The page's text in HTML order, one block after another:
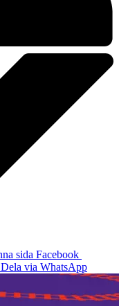
sida Facebook
Dela via WhatsApp